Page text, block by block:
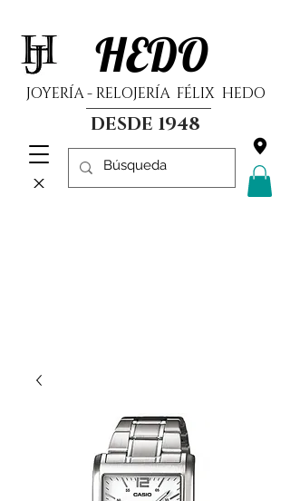
HEDO
JOYERÍA - RELOJERÍA FÉLIX HEDO
DESDE 1948